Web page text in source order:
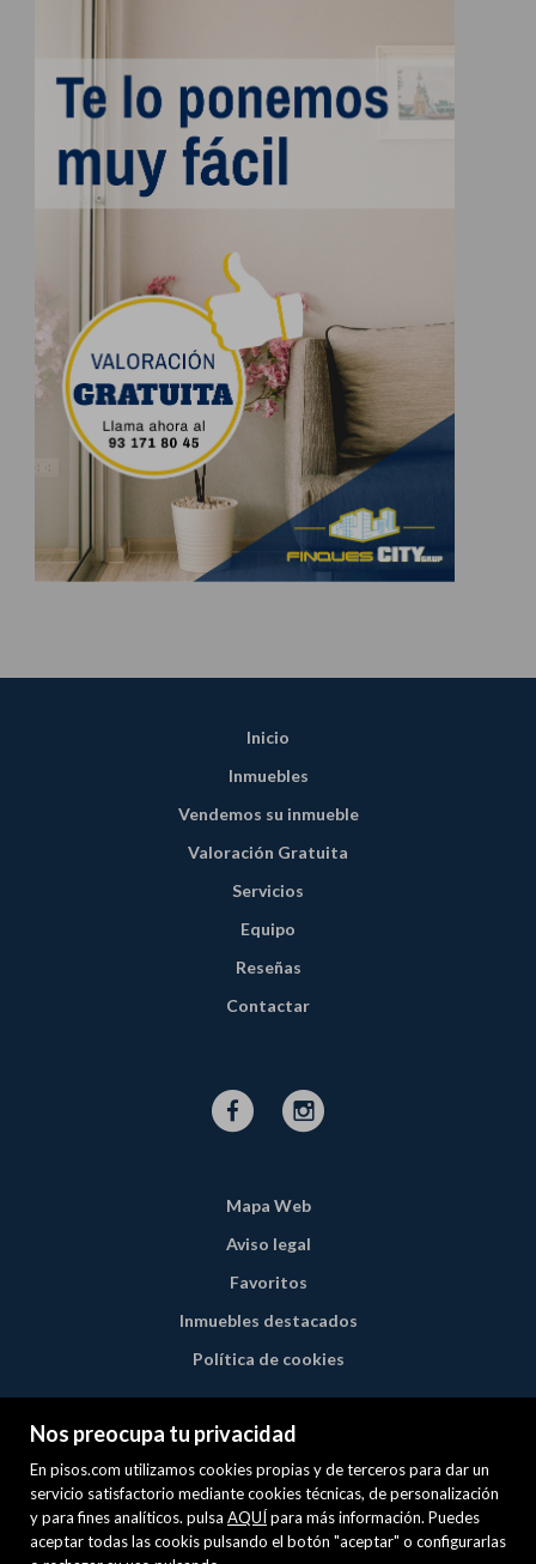
Nos preocupa tu privacidad
En pisos.com utilizamos cookies propias y de terceros para dar un
servicio satisfactorio mediante cookies técnicas, de personalización
y para fines analíticos. pulsa AQUÍ para más información. Puedes
aceptar todas las cookis pulsando el botón "aceptar" o configurarlas
Inicio
Inmuebles
Vendemos su inmueble
Valoración Gratuita
Servicios
Equipo
Reseñas
Contactar
Mapa Web
Aviso legal
Favoritos
Inmuebles destacados
Política de cookies